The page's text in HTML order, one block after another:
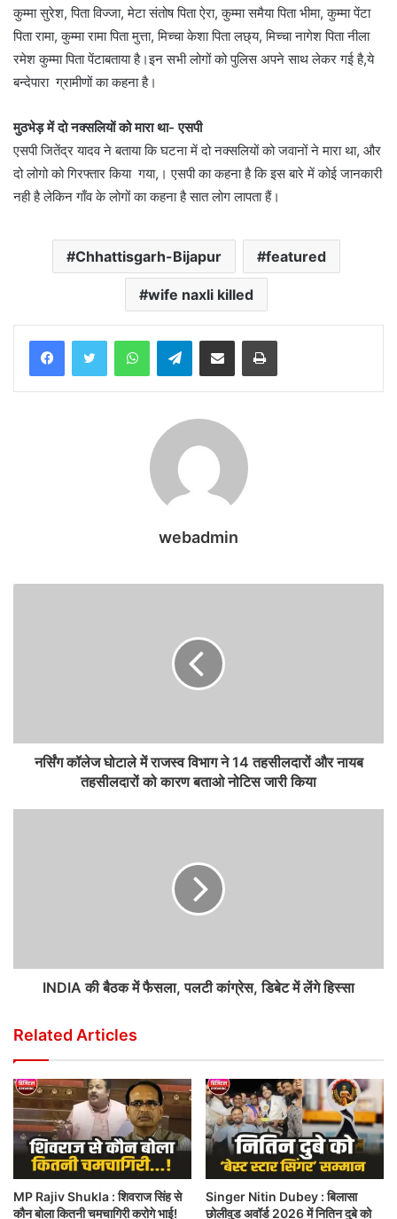
कुम्मा सुरेश, पिता विज्जा, मेटा संतोष पिता ऐरा, कुम्मा समैया पिता भीमा, कुम्मा पेंटा
पिता रामा, कुम्मा रामा पिता मुत्ता, मिच्चा केशा पिता लछ्य, मिच्चा नागेश पिता नीला
रमेश कुम्मा पिता पेंटाबताया है।इन सभी लोगों को पुलिस अपने साथ लेकर गई है,ये
बन्देपारा ग्रामीणों का कहना है।
मुठभेड़ में दो नक्सलियों को मारा था- एसपी
एसपी जितेंद्र यादव ने बताया कि घटना में दो नक्सलियों को जवानों ने मारा था, और
दो लोगो को गिरफ्तार किया गया,। एसपी का कहना है कि इस बारे में कोई जानकारी
नही है लेकिन गाँव के लोगों का कहना है सात लोग लापता हैं।
Chhattisgarh-Bijapur featured
wife naxli killed
WhatsAppTelegramShare via Email Print
webadmin
नर्सिंग कॉलेज घोटाले में राजस्व विभाग ने 14 तहसीलदारों और नायब
तहसीलदारों को कारण बताओ नोटिस जारी किया
INDIA की बैठक में फैसला, पलटी कांग्रेस, डिबेट में लेंगे हिस्सा
Related Articles
MP Rajiv Shukla : शिवराज सिंह से
कौन बोला कितनी चमचागिरी करोगे भाई!
Singer Nitin Dubey : बिलासा
छोलीवुड अवॉर्ड 2026 में नितिन दुबे को